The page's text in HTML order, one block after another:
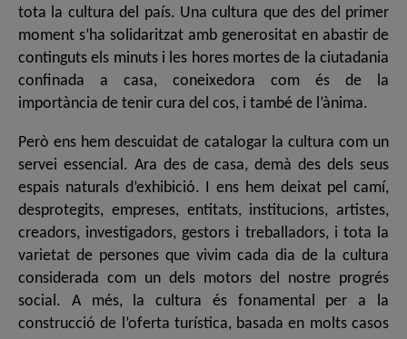
tota la cultura del país. Una cultura que des del primer
moment s’ha solidaritzat amb generositat en abastir de
continguts els minuts i les hores mortes de la ciutadania
confinada a casa, coneixedora com és de la
importància de tenir cura del cos, i també de l’ànima.
Però ens hem descuidat de catalogar la cultura com un
servei essencial. Ara des de casa, demà des dels seus
espais naturals d’exhibició. I ens hem deixat pel camí,
desprotegits, empreses, entitats, institucions, artistes,
creadors, investigadors, gestors i treballadors, i tota la
varietat de persones que vivim cada dia de la cultura
considerada com un dels motors del nostre progrés
social. A més, la cultura és fonamental per a la
construcció de l’oferta turística, basada en molts casos